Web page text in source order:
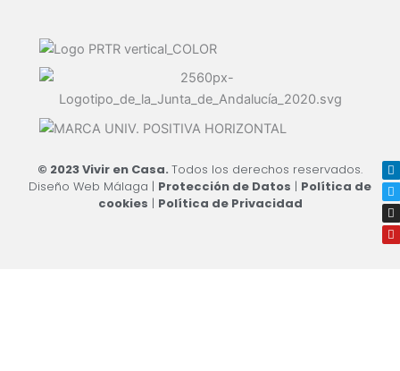
© 2023 Vivir en Casa. Todos los derechos reservados.
Diseño Web Málaga | Protección de Datos | Política de
cookies | Política de Privacidad
L
i
n
k
e
d
i
n
T
w
i
t
t
e
r
I
n
s
t
a
g
r
a
Y
o
u
t
u
b
e